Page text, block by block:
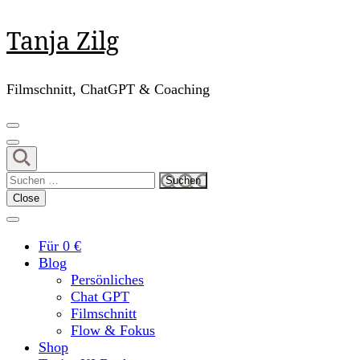
Skip
to
(Press
Enter)
Tanja Zilg
Filmschnitt, ChatGPT & Coaching
Suchen
nach:
Close
Für 0 €
Blog
Persönliches
Chat GPT
Filmschnitt
Flow & Fokus
Shop